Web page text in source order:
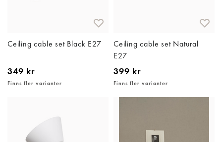
Ceiling cable set Black E27
349 kr
Finns fler varianter
Ceiling cable set Natural
E27
399 kr
Finns fler varianter